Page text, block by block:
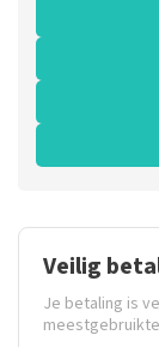
Veilig
Je betaling is